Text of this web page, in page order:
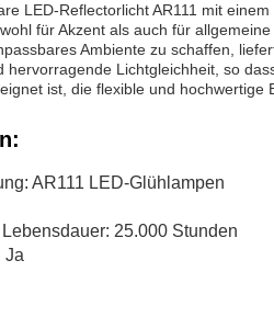
LED-Reflectorlicht AR111 mit
für Akzent als auch für
Ambiente zu schaffen,
hervorragende Lichtgleichheit, so
ist, die flexible und hochwertige
AR111 LED-Glühlampen
25.000 Stunden
Ja